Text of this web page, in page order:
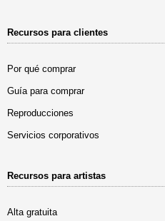
Recursos para clientes
Por qué comprar
Guía para comprar
Reproducciones
Servicios corporativos
Recursos para artistas
Alta gratuita